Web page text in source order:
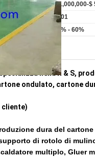
annuo :
$ 1,000,000-$
di fondazione :
2001
pc :
50% - 60%
specializza nella R & S,
ondulato, cartone
cliente)
dura del cartone
di rotolo di
multiplo, Gluer